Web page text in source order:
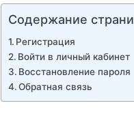
Содержание
Регистрация
Войти в личный кабинет
Восстановление пароля
Обратная связь